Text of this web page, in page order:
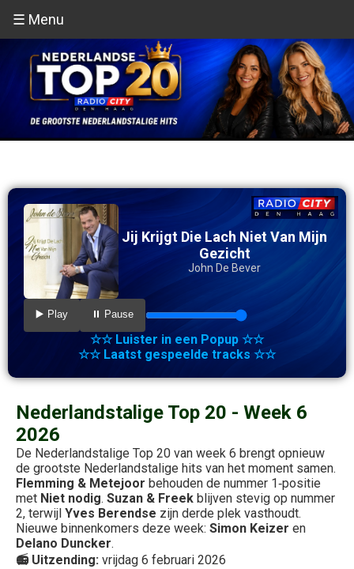
☰ Menu
Jij Krijgt Die Lach Niet Van Mijn
Gezicht
John De Bever
▶️ Play ⏸️ Pause
☆☆ Luister in een Popup ☆☆
☆☆ Laatst gespeelde tracks ☆☆
Nederlandstalige Top 20 - Week 6
2026
De Nederlandstalige Top 20 van week 6 brengt opnieuw
de grootste Nederlandstalige hits van het moment samen.
Flemming & Metejoor behouden de nummer 1‑positie
met Niet nodig. Suzan & Freek blijven stevig op nummer
2, terwijl Yves Berendse zijn derde plek vasthoudt.
Nieuwe binnenkomers deze week: Simon Keizer en
Delano Duncker.
📻 Uitzending: vrijdag 6 februari 2026